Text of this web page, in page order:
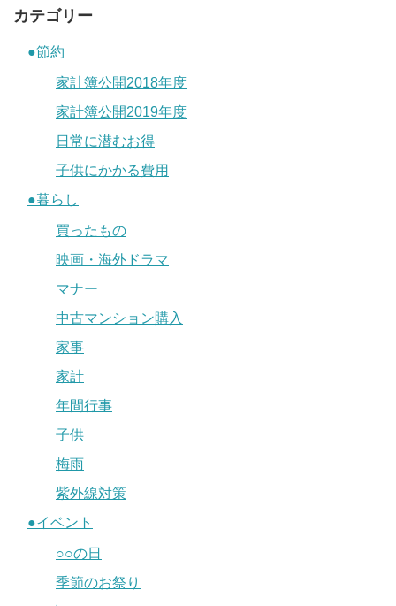
カテゴリー
●節約
家計簿公開2018年度
家計簿公開2019年度
日常に潜むお得
子供にかかる費用
●暮らし
買ったもの
映画・海外ドラマ
マナー
中古マンション購入
家事
家計
年間行事
子供
梅雨
紫外線対策
●イベント
○○の日
季節のお祭り